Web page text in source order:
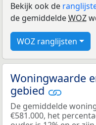
Bekijk ook de
de gemiddeldeWOZ
WOZ ranglijsten
Woningwaarde
gebied
De gemiddelde
€581.000, het